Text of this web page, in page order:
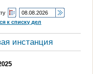
к списку дел
инстанция